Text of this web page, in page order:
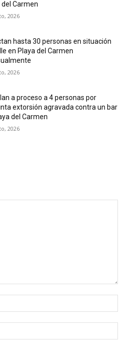
del Carmen
2026
hasta 30 personas en situación
en Playa del Carmen
2026
a proceso a 4 personas por
extorsión agravada contra un bar
del Carmen
2026